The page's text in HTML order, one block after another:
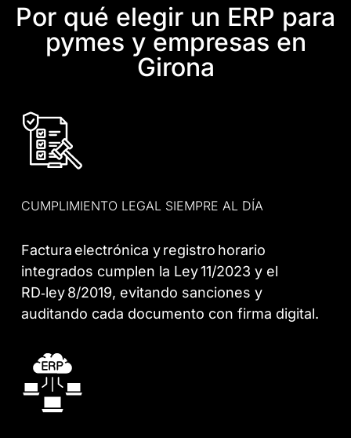
Por qué elegir un ERP para
pymes y empresas en
Girona
CUMPLIMIENTO LEGAL SIEMPRE AL DÍA
Factura electrónica y registro horario
integrados cumplen la Ley 11/2023 y el
RD‑ley 8/2019, evitando sanciones y
auditando cada documento con firma digital.